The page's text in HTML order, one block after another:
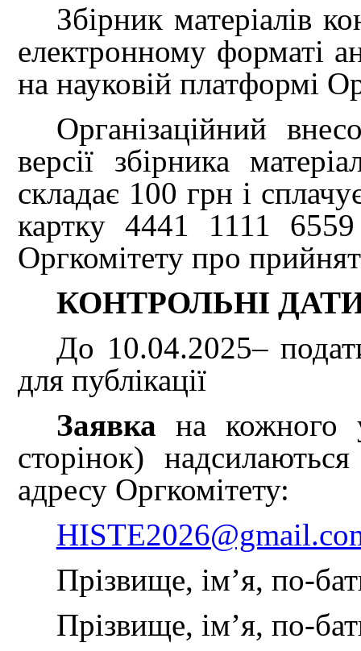
Збірник матеріалів
електронному форматі
на науковій платформі
Організаційний
версії збірника
складає 100 грн і
картку 4441 1111 6559
Оргкомітету про
КОНТРОЛЬНІ
До 10.04.2025–
для публікації
Заявка на кожного
сторінок)
адресу Оргкомітету:
Прізвище, ім’я, по-
Прізвище, ім’я, по-